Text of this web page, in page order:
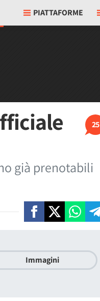
PIATTAFORME
25
già prenotabili
Immagini